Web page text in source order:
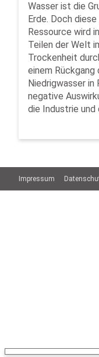
Wasser ist die
Erde. Doch
Ressource wird
Teilen der Welt
Trockenheit
einem Rückgang
Niedrigwasser in
negative
die Industrie und
Impressum